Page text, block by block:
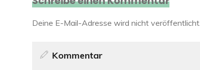
Deine E-Mail-Adresse wird nicht veröffentlicht.